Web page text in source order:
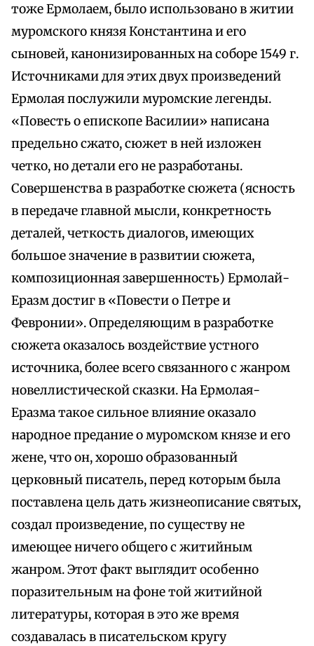
тоже Ермолаем, было использовано в житии
муромского князя Константина и его
сыновей, канонизированных на соборе 1549 г.
Источниками для этих двух произведений
Ермолая послужили муромские легенды.
«Повесть о епископе Василии» написана
предельно сжато, сюжет в ней изложен
четко, но детали его не разработаны.
Совершенства в разработке сюжета (ясность
в передаче главной мысли, конкретность
деталей, четкость диалогов, имеющих
большое значение в развитии сюжета,
композиционная завершенность) Ермолай-
Еразм достиг в «Повести о Петре и
Февронии». Определяющим в разработке
сюжета оказалось воздействие устного
источника, более всего связанного с жанром
новеллистической сказки. На Ермолая-
Еразма такое сильное влияние оказало
народное предание о муромском князе и его
жене, что он, хорошо образованный
церковный писатель, перед которым была
поставлена цель дать жизнеописание святых,
создал произведение, по существу не
имеющее ничего общего с житийным
жанром. Этот факт выглядит особенно
поразительным на фоне той житийной
литературы, которая в это же время
создавалась в писательском кругу